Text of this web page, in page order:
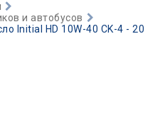
и автобусов
Initial HD 10W-40 CK-4 - 20